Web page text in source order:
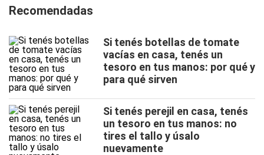
Recomendadas
Si tenés botellas de tomate
vacías en casa, tenés un
tesoro en tus manos: por qué y
para qué sirven
Si tenés perejil en casa, tenés
un tesoro en tus manos: no
tires el tallo y úsalo
nuevamente